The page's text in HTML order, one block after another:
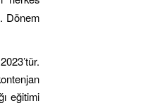
Dönem
eğitimi